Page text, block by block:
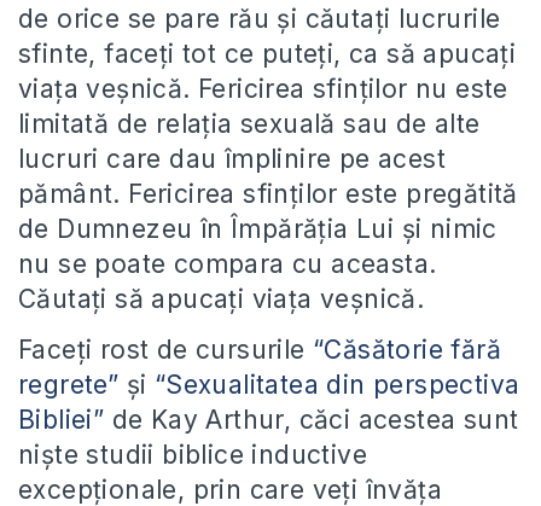
de orice se pare rău și căutați lucrurile
sfinte, faceți tot ce puteți, ca să apucați
viața veșnică. Fericirea sfinților nu este
limitată de relația sexuală sau de alte
lucruri care dau împlinire pe acest
pământ. Fericirea sfinților este pregătită
de Dumnezeu în Împărăția Lui și nimic
nu se poate compara cu aceasta.
Căutați să apucați viața veșnică.
Faceți rost de cursurile “Căsătorie fără
regrete” și “Sexualitatea din perspectiva
Bibliei” de Kay Arthur, căci acestea sunt
niște studii biblice inductive
excepționale, prin care veți învăța